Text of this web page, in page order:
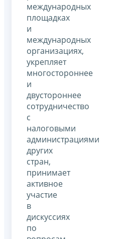
международных
площадках
и
международных
организациях,
укрепляет
многостороннее
и
двустороннее
сотрудничество
с
налоговыми
администрациями
других
стран,
принимает
активное
участие
в
дискуссиях
по